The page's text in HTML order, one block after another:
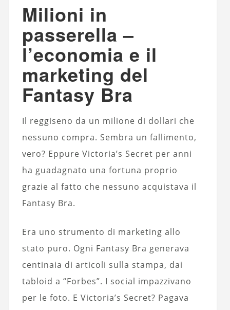
Milioni in
passerella –
l’economia e il
marketing del
Fantasy Bra
Il reggiseno da un milione di dollari che
nessuno compra. Sembra un fallimento,
vero? Eppure Victoria’s Secret per anni
ha guadagnato una fortuna proprio
grazie al fatto che nessuno acquistava il
Fantasy Bra.
Era uno strumento di marketing allo
stato puro. Ogni Fantasy Bra generava
centinaia di articoli sulla stampa, dai
tabloid a “Forbes”. I social impazzivano
per le foto. E Victoria’s Secret? Pagava